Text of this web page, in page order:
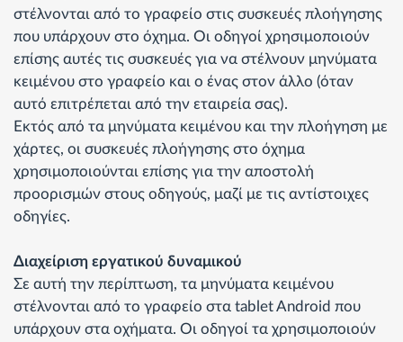
στέλνονται από το γραφείο στις συσκευές πλοήγησης
που υπάρχουν στο όχημα. Οι οδηγοί χρησιμοποιούν
επίσης αυτές τις συσκευές για να στέλνουν μηνύματα
κειμένου στο γραφείο και ο ένας στον άλλο (όταν
αυτό επιτρέπεται από την εταιρεία σας).
Εκτός από τα μηνύματα κειμένου και την πλοήγηση με
χάρτες, οι συσκευές πλοήγησης στο όχημα
χρησιμοποιούνται επίσης για την αποστολή
προορισμών στους οδηγούς, μαζί με τις αντίστοιχες
οδηγίες.
Διαχείριση εργατικού δυναμικού
Σε αυτή την περίπτωση, τα μηνύματα κειμένου
στέλνονται από το γραφείο στα tablet Android που
υπάρχουν στα οχήματα. Οι οδηγοί τα χρησιμοποιούν